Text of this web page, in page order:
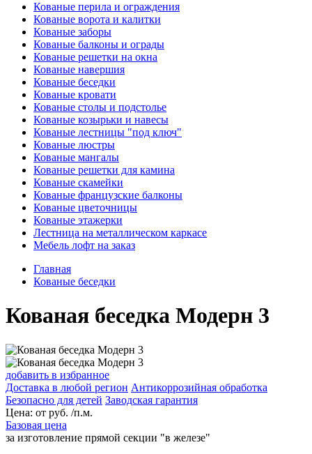
Кованые перила и ограждения
Кованые ворота и калитки
Кованые заборы
Кованые балконы и ограды
Кованые решетки на окна
Кованые навершия
Кованые беседки
Кованые кровати
Кованые столы и подстолье
Кованые козырьки и навесы
Кованые лестницы "под ключ"
Кованые люстры
Кованые мангалы
Кованые решетки для камина
Кованые скамейки
Кованые французские балконы
Кованые цветочницы
Кованые этажерки
Лестница на металлическом каркасе
Мебель лофт на заказ
Главная
Кованые беседки
Кованая беседка Модерн 3
добавить в избранное
Доставка в любой регион Антикоррозийная обработка
Безопасно для детей Заводская гарантия
Цена: от руб. /п.м.
Базовая цена
за изготовление прямой секции "в железе"